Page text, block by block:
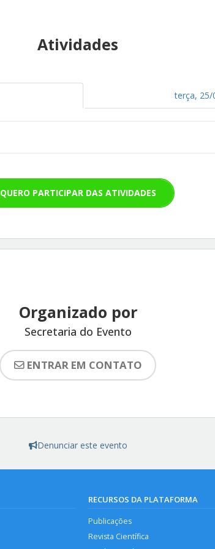
Atividades
terça, 25/
QUERO PARTICIPAR DAS ATIVIDADES
Organizado por
Secretaria do Evento
ENTRAR EM CONTATO
Denunciar este evento
RECURSOS DA PLATAFORMA
Publicações
Revista Científica